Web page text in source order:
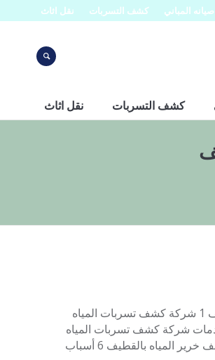
صيانه المباني كشف التسربات نقل اثاث
كشف التسربات نقل اثاث
شركة كشف خرير المياه بالقطيف: شركة كشف خرير المياه بالقطيف 1 شركة كشف تسربات المياه
وأهم مميزاتها 2 شركة كشف تسربات المياه بالقطيف 3 خدمات شركة كشف تسربات المياه
بالقطيف 4 أفضل شركة كشف تسربات المياه بالقطيف 5 شركة كشف خرير المياه بالقطيف 6 أسباب